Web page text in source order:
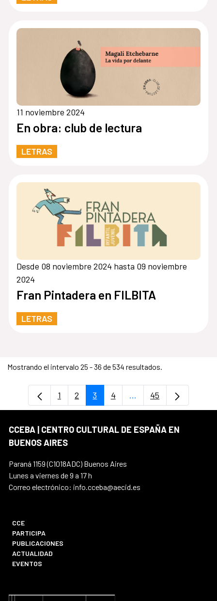
11 noviembre 2024
En obra: club de lectura
LETRAS
Desde 08 noviembre 2024 hasta 09 noviembre
2024
Fran Pintadera en FILBITA
LETRAS
Mostrando el intervalo 25 - 36 de 534 resultados.
Página
1 Página
2 Página
3 Página
4 ...Páginas intermedias
Página
45
CCEBA | CENTRO CULTURAL DE ESPAÑA EN
BUENOS AIRES
Paraná 1159 (C1018ADC) Buenos Aires
Lunes a viernes de 9 a 17 h
Correo electrónico: info.cceba@aecid.es
CCE
PARTICIPA
PUBLICACIONES
ACTUALIDAD
EVENTOS